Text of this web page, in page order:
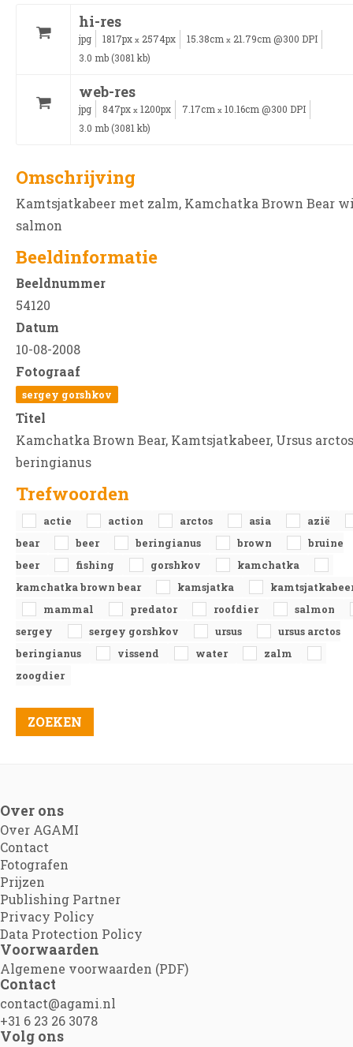
hi-res
jpg 1817px x 2574px 15.38cm x 21.79cm @300 DPI
3.0 mb (3081 kb)
web-res
jpg 847px x 1200px 7.17cm x 10.16cm @300 DPI
3.0 mb (3081 kb)
Omschrijving
Kamtsjatkabeer met zalm, Kamchatka Brown Bear
salmon
Beeldinformatie
Beeldnummer
54120
Datum
10-08-2008
Fotograaf
sergey gorshkov
Titel
Kamchatka Brown Bear, Kamtsjatkabeer, Ursus arctos
beringianus
Trefwoorden
actie action arctos asia
azië
bear
beer beringianus brown
bruine
beer
fishing gorshkov
kamchatka
kamchatka brown bear
kamsjatka
mammal
predator roofdier
salmon
sergey
sergey gorshkov ursus
ursus arctos
beringianus
vissend water
zalm
zoogdier
Over ons
Over AGAMI
Contact
Fotografen
Prijzen
Publishing Partner
Privacy Policy
Data Protection Policy
Voorwaarden
Algemene voorwaarden (PDF)
Contact
contact@agami.nl
+31 6 23 26 3078
Volg ons